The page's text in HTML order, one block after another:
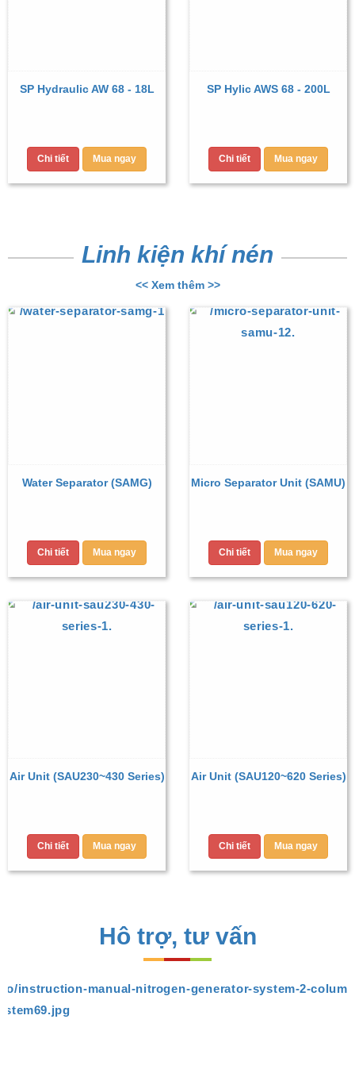
SP Hydraulic AW 68 - 18L
Chi tiết Mua ngay
SP Hylic AWS 68 - 200L
Chi tiết Mua ngay
Linh kiện khí nén
<< Xem thêm >>
Water Separator (SAMG)
Chi tiết Mua ngay
Micro Separator Unit (SAMU)
Chi tiết Mua ngay
Air Unit (SAU230~430 Series)
Chi tiết Mua ngay
Air Unit (SAU120~620 Series)
Chi tiết Mua ngay
Hô trợ, tư vấn